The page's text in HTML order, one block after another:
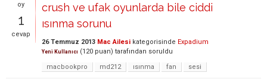
oy
1
cevap
crush ve ufak oyunlarda bile ciddi
ısınma sorunu
26 Temmuz 2013 Mac Ailesi kategorisinde Expadium
Yeni Kullanıcı (120 puan) tarafından soruldu
macbookpro
md212 ısınma fan sesi